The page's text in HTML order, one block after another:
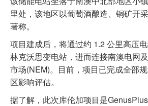
里处，该地区以葡萄酒酿造、铜矿开
著称。
项目建成后，将通过约 1.2 公里高压
林克沃思变电站，进而连接南澳电网
市场(NEM)。目前，项目已完成全部
区影响评估。
据了解，此次库伦加项目是